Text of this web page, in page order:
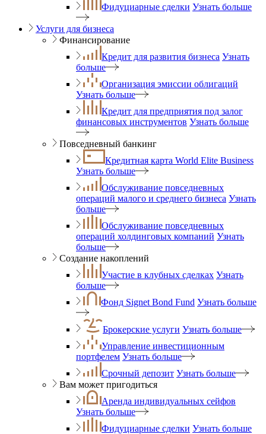
Фидуциарные сделки Узнать больше
Услуги для бизнеса
Финансирование
Кредит для развития бизнеса Узнать
больше
Организация эмиссии облигаций
Узнать больше
Кредит для предприятия под залог
финансовых инструментов Узнать больше
Повседневный банкинг
Кредитная карта World Elite Business
Узнать больше
Обслуживание повседневных
операций малого и среднего бизнеса Узнать
больше
Обслуживание повседневных
операций холдинговых компаний Узнать
больше
Создание накоплений
Участие в клубных сделках Узнать
больше
Фонд Signet Bond Fund Узнать больше
Брокерские услуги Узнать больше
Управление инвестиционным
портфелем Узнать больше
Срочный депозит Узнать больше
Вам может пригодиться
Аренда индивидуальных сейфов
Узнать больше
Фидуциарные сделки Узнать больше